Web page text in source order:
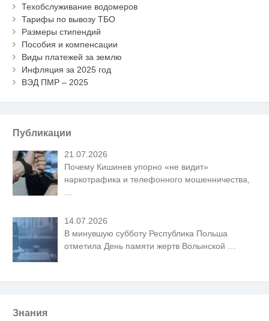
Техобслуживание водомеров
Тарифы по вывозу ТБО
Размеры стипендий
Пособия и компенсации
Виды платежей за землю
Инфляция за 2025 год
ВЭД ПМР – 2025
Публикации
21.07.2026
Почему Кишинев упорно «не видит»
наркотрафика и телефонного мошенничества,
14.07.2026
В минувшую субботу Республика Польша
отметила День памяти жертв Волынской
Знания